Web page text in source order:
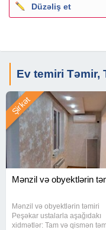
Düzəliş et
Ev temiri Təmir,
Mənzil və obyektlərin
Mənzil və obyektlərin təmiri
Peşəkar ustalarla aşağıdakı
xidmətlər: Tam və qismən
Şirkət